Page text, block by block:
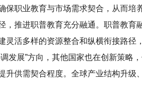
保职业教育与市场需求契合，从而培
，推进职普教育充分融通。职普教
灵活多样的资源整合和纵横衔接路
发展”方向，其他国家也在创新策略
升供需契合程度。全球产业结构升